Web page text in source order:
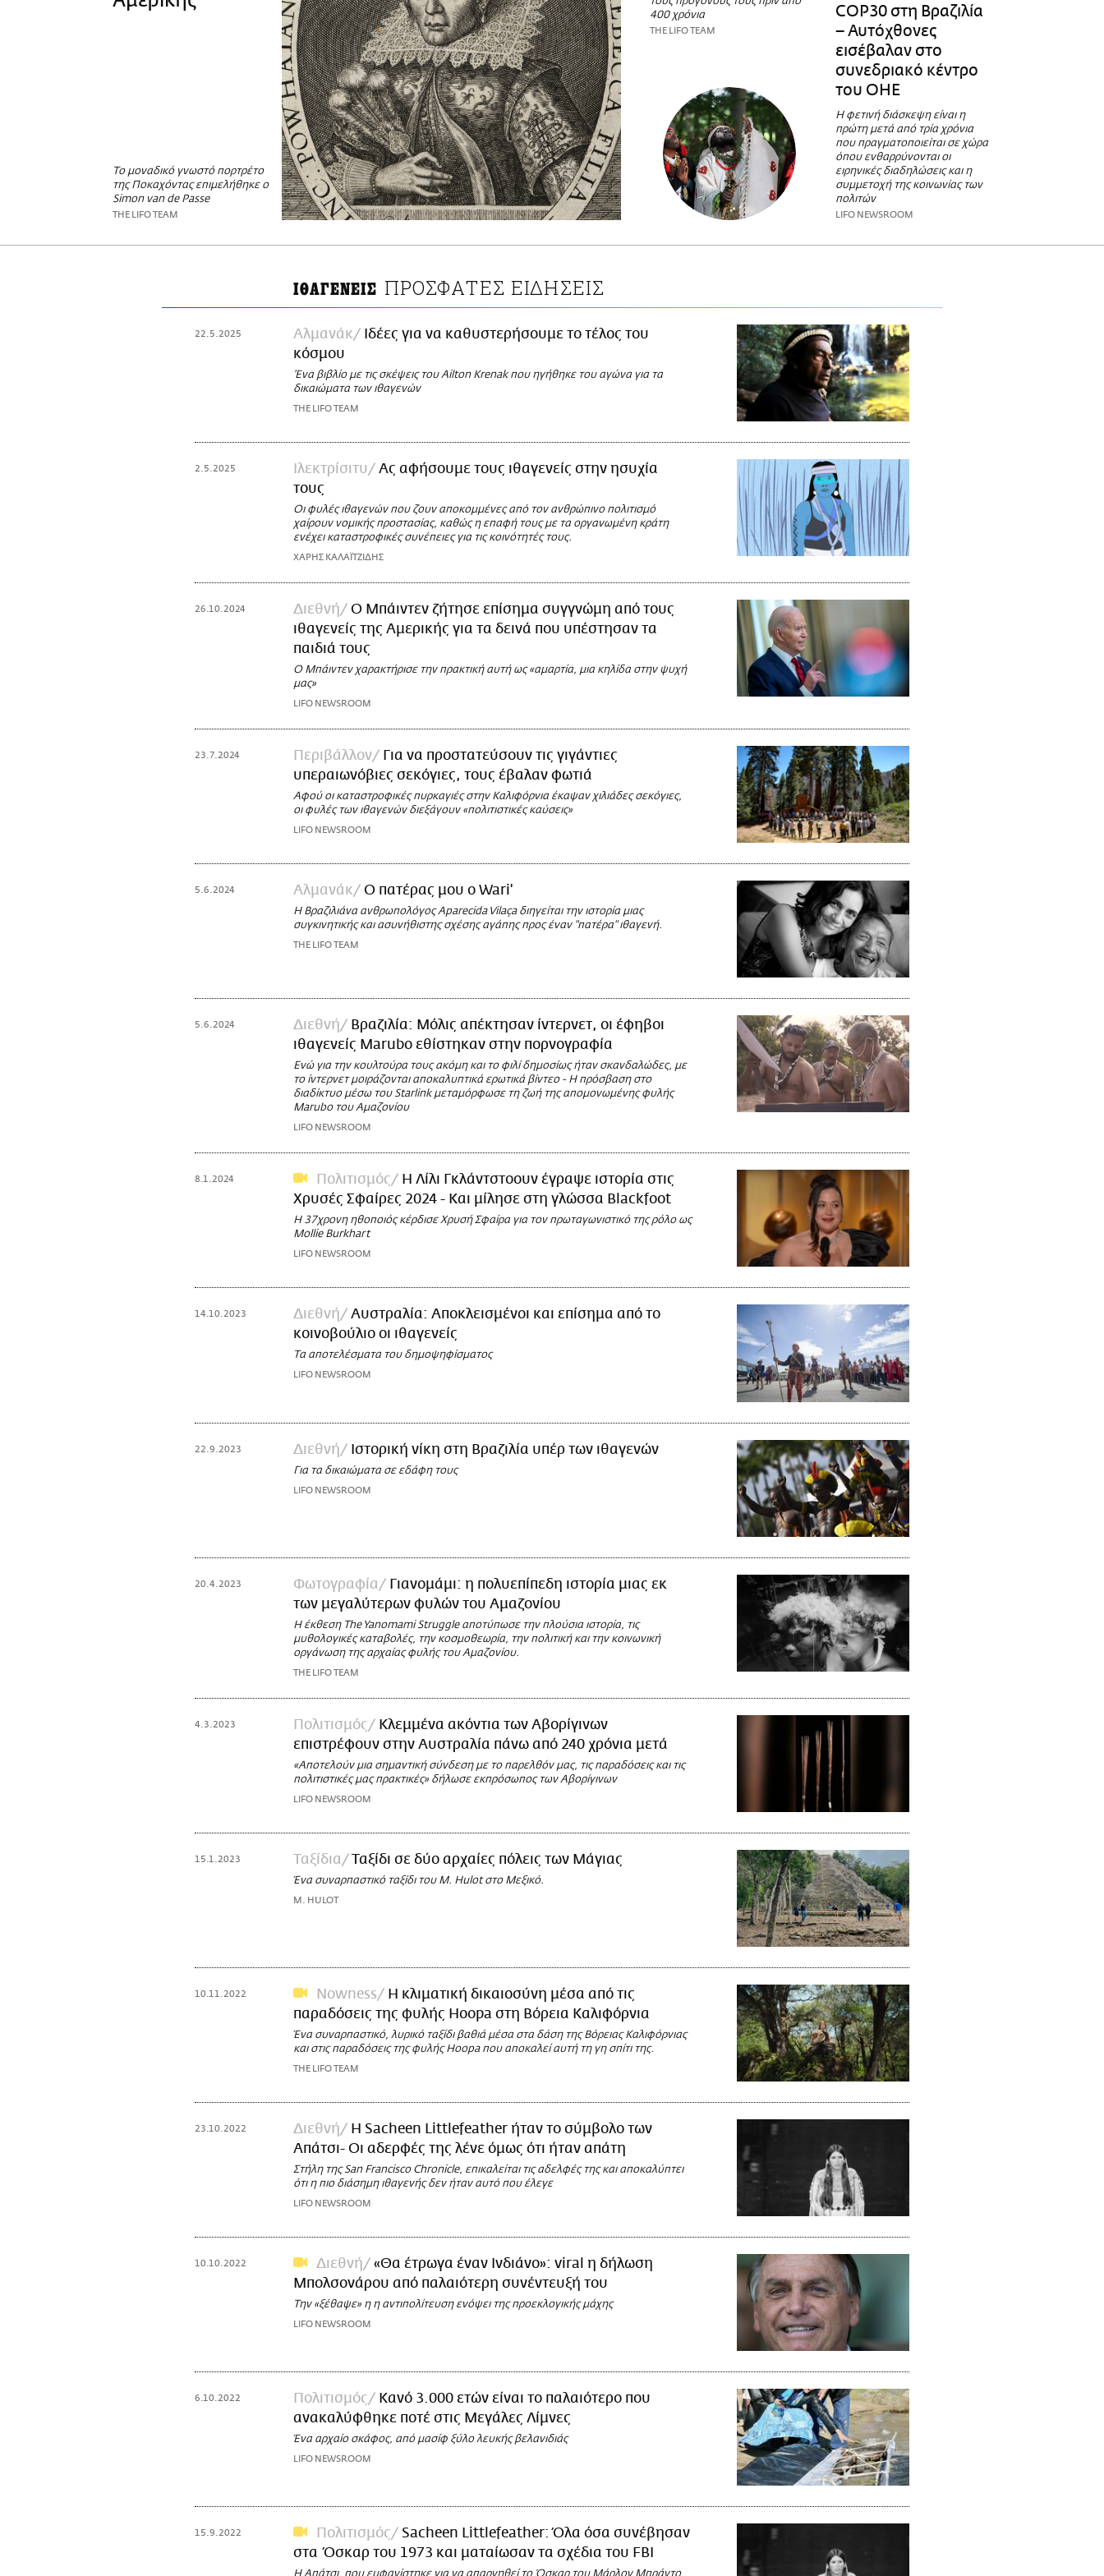
Το μοναδικό γνωστό πορτρέτο
της Ποκαχόντας επιμελήθηκε ο
Simon van de Passe
THE LIFO TEAM
400 χρόνια
THE LIFO TEAM
COP30 στη Βραζιλία
– Αυτόχθονες
εισέβαλαν στο
συνεδριακό κέντρο
του ΟΗΕ
Η φετινή διάσκεψη είναι η
πρώτη μετά από τρία χρόνια
που πραγματοποιείται σε χώρα
όπου ενθαρρύνονται οι
ειρηνικές διαδηλώσεις και η
συμμετοχή της κοινωνίας των
πολιτών
LIFO NEWSROOM
ΙΘΑΓΕΝΕΙΣ ΠΡΟΣΦΑΤΕΣ ΕΙΔΗΣΕΙΣ
22.5.2025 Αλμανάκ
Ιδέες για να καθυστερήσουμε το τέλος του
κόσμου
'Ενα βιβλίο με τις σκέψεις του Ailton Krenak που ηγήθηκε του αγώνα για τα
δικαιώματα των ιθαγενών
THE LIFO TEAM
2.5.2025 Ιλεκτρίσιτυ
Ας αφήσουμε τους ιθαγενείς στην ησυχία
τους
Οι φυλές ιθαγενών που ζουν αποκομμένες από τον ανθρώπινο πολιτισμό
χαίρουν νομικής προστασίας, καθώς η επαφή τους με τα οργανωμένη κράτη
ενέχει καταστροφικές συνέπειες για τις κοινότητές τους.
ΧΑΡΗΣ ΚΑΛΑΪΤΖΙΔΗΣ
26.10.2024 Διεθνή
Ο Μπάιντεν ζήτησε επίσημα συγγνώμη από τους
ιθαγενείς της Αμερικής για τα δεινά που υπέστησαν τα
παιδιά τους
Ο Μπάιντεν χαρακτήρισε την πρακτική αυτή ως «αμαρτία, μια κηλίδα στην ψυχή
μας»
LIFO NEWSROOM
23.7.2024 Περιβάλλον
Για να προστατεύσουν τις γιγάντιες
υπεραιωνόβιες σεκόγιες, τους έβαλαν φωτιά
Αφού οι καταστροφικές πυρκαγιές στην Καλιφόρνια έκαψαν χιλιάδες σεκόγιες,
οι φυλές των ιθαγενών διεξάγουν «πολιτιστικές καύσεις»
LIFO NEWSROOM
5.6.2024 Αλμανάκ Ο πατέρας μου ο Wari'
Η Βραζιλιάνα ανθρωπολόγος Aparecida Vilaça διηγείται την ιστορία μιας
συγκινητικής και ασυνήθιστης σχέσης αγάπης προς έναν "πατέρα" ιθαγενή.
THE LIFO TEAM
5.6.2024 Διεθνή
Βραζιλία: Μόλις απέκτησαν ίντερνετ, οι έφηβοι
ιθαγενείς Marubo εθίστηκαν στην πορνογραφία
Ενώ για την κουλτούρα τους ακόμη και το φιλί δημοσίως ήταν σκανδαλώδες, με
το ίντερνετ μοιράζονται αποκαλυπτικά ερωτικά βίντεο - Η πρόσβαση στο
διαδίκτυο μέσω του Starlink μεταμόρφωσε τη ζωή της απομονωμένης φυλής
Marubo του Αμαζονίου
LIFO NEWSROOM
8.1.2024 Πολιτισμός
Η Λίλι Γκλάντστοουν έγραψε ιστορία στις
Χρυσές Σφαίρες 2024 - Και μίλησε στη γλώσσα Blackfoot
Η 37χρονη ηθοποιός κέρδισε Χρυσή Σφαίρα για τον πρωταγωνιστικό της ρόλο ως
Mollie Burkhart
LIFO NEWSROOM
14.10.2023 Διεθνή
Αυστραλία: Αποκλεισμένοι και επίσημα από το
κοινοβούλιο οι ιθαγενείς
Τα αποτελέσματα του δημοψηφίσματος
LIFO NEWSROOM
22.9.2023 Διεθνή Ιστορική νίκη στη Βραζιλία υπέρ των ιθαγενών
Για τα δικαιώματα σε εδάφη τους
LIFO NEWSROOM
20.4.2023 Φωτογραφία
Γιανομάμι: η πολυεπίπεδη ιστορία μιας εκ
των μεγαλύτερων φυλών του Αμαζονίου
Η έκθεση The Yanomami Struggle αποτύπωσε την πλούσια ιστορία, τις
μυθολογικές καταβολές, την κοσμοθεωρία, την πολιτική και την κοινωνική
οργάνωση της αρχαίας φυλής του Αμαζονίου.
THE LIFO TEAM
4.3.2023 Πολιτισμός
Κλεμμένα ακόντια των Αβορίγινων
επιστρέφουν στην Αυστραλία πάνω από 240 χρόνια μετά
«Αποτελούν μια σημαντική σύνδεση με το παρελθόν μας, τις παραδόσεις και τις
πολιτιστικές μας πρακτικές» δήλωσε εκπρόσωπος των Αβορίγινων
LIFO NEWSROOM
15.1.2023 Ταξίδια Ταξίδι σε δύο αρχαίες πόλεις των Μάγιας
Ένα συναρπαστικό ταξίδι του M. Hulot στο Μεξικό.
M. HULOT
10.11.2022 Nowness
H κλιματική δικαιοσύνη μέσα από τις
παραδόσεις της φυλής Hoopa στη Βόρεια Καλιφόρνια
Ένα συναρπαστικό, λυρικό ταξίδι βαθιά μέσα στα δάση της Βόρειας Καλιφόρνιας
και στις παραδόσεις της φυλής Hoopa που αποκαλεί αυτή τη γη σπίτι της.
THE LIFO TEAM
23.10.2022 Διεθνή
H Sacheen Littlefeather ήταν το σύμβολο των
Απάτσι- Οι αδερφές της λένε όμως ότι ήταν απάτη
Στήλη της San Francisco Chronicle, επικαλείται τις αδελφές της και αποκαλύπτει
ότι η πιο διάσημη ιθαγενής δεν ήταν αυτό που έλεγε
LIFO NEWSROOM
10.10.2022 Διεθνή
«Θα έτρωγα έναν Ινδιάνο»: viral η δήλωση
Μπολσονάρου από παλαιότερη συνέντευξή του
Την «ξέθαψε» η η αντιπολίτευση ενόψει της προεκλογικής μάχης
LIFO NEWSROOM
6.10.2022 Πολιτισμός
Κανό 3.000 ετών είναι το παλαιότερο που
ανακαλύφθηκε ποτέ στις Μεγάλες Λίμνες
Ένα αρχαίο σκάφος, από μασίφ ξύλο λευκής βελανιδιάς
LIFO NEWSROOM
15.9.2022 Πολιτισμός
Sacheen Littlefeather: Όλα όσα συνέβησαν
στα Όσκαρ του 1973 και ματαίωσαν τα σχέδια του FBI